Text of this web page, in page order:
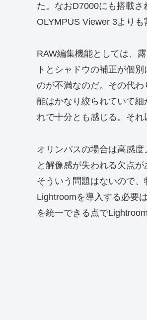
た。なおD7000にも搭載
OLYMPUS Viewer 3より
RAW編集機能としては、
トとシャドウの補正が個
のが不満なのだ。その代
能はかなり絞られていて
れで十分とも感じる。それ
オリンパスの場合は高感
と解像感が失われる欠点
そういう問題はないので
Lightroomを導入する必要
を統一できる点で